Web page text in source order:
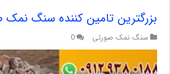
بزرگترین تامین کننده سنگ نمک
سنگ نمک صورتی 0